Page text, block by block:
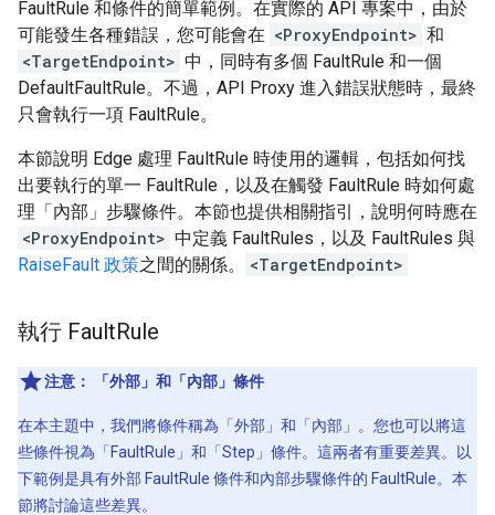
FaultRule 和條件的簡單範例。在實際的 API 專案中，由於
可能發生各種錯誤，您可能會在 <ProxyEndpoint> 和
<TargetEndpoint> 中，同時有多個 FaultRule 和一個
DefaultFaultRule。不過，API Proxy 進入錯誤狀態時，最終
只會執行一項 FaultRule。
本節說明 Edge 處理 FaultRule 時使用的邏輯，包括如何找
出要執行的單一 FaultRule，以及在觸發 FaultRule 時如何處
理「內部」步驟條件。本節也提供相關指引，說明何時應在
<ProxyEndpoint> 中定義 FaultRules，以及 FaultRules 與
RaiseFault 政策之間的關係。 <TargetEndpoint>
執行 FaultRule
注意： 「外部」和「內部」條件
在本主題中，我們將條件稱為「外部」和「內部」。您也可以將這
些條件視為「FaultRule」和「Step」條件。這兩者有重要差異。以
下範例是具有外部 FaultRule 條件和內部步驟條件的 FaultRule。本
節將討論這些差異。